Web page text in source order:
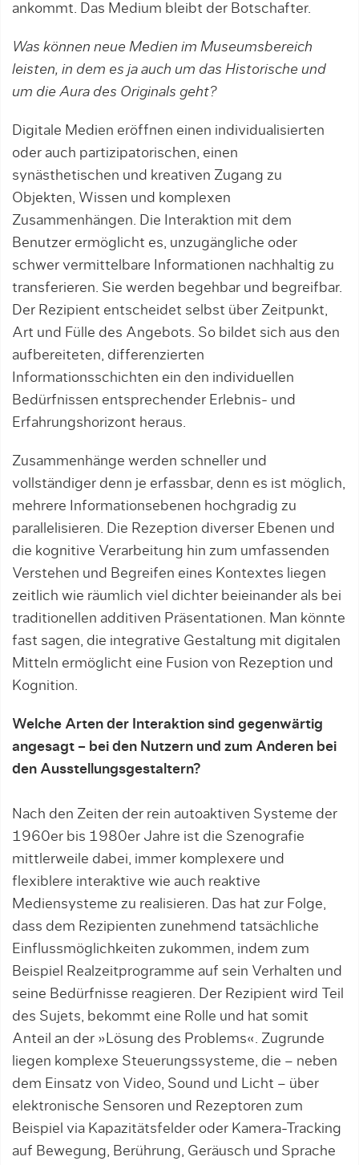
ankommt. Das Medium bleibt der Botschafter.
Was können neue Medien im Museumsbereich
leisten, in dem es ja auch um das Historische und
um die Aura des Originals geht?
Digitale Medien eröffnen einen individualisierten
oder auch partizipatorischen, einen
synästhetischen und kreativen Zugang zu
Objekten, Wissen und komplexen
Zusammenhängen. Die Interaktion mit dem
Benutzer ermöglicht es, unzugängliche oder
schwer vermittelbare Informationen nachhaltig zu
transferieren. Sie werden begehbar und begreifbar.
Der Rezipient entscheidet selbst über Zeitpunkt,
Art und Fülle des Angebots. So bildet sich aus den
aufbereiteten, differenzierten
Informationsschichten ein den individuellen
Bedürfnissen entsprechender Erlebnis- und
Erfahrungshorizont heraus.
Zusammenhänge werden schneller und
vollständiger denn je erfassbar, denn es ist möglich,
mehrere Informationsebenen hochgradig zu
parallelisieren. Die Rezeption diverser Ebenen und
die kognitive Verarbeitung hin zum umfassenden
Verstehen und Begreifen eines Kontextes liegen
zeitlich wie räumlich viel dichter beieinander als bei
traditionellen additiven Präsentationen. Man könnte
fast sagen, die integrative Gestaltung mit digitalen
Mitteln ermöglicht eine Fusion von Rezeption und
Kognition.
Welche Arten der Interaktion sind gegenwärtig
angesagt – bei den Nutzern und zum Anderen bei
den Ausstellungsgestaltern?
Nach den Zeiten der rein autoaktiven Systeme der
1960er bis 1980er Jahre ist die Szenografie
mittlerweile dabei, immer komplexere und
flexiblere interaktive wie auch reaktive
Mediensysteme zu realisieren. Das hat zur Folge,
dass dem Rezipienten zunehmend tatsächliche
Einflussmöglichkeiten zukommen, indem zum
Beispiel Realzeitprogramme auf sein Verhalten und
seine Bedürfnisse reagieren. Der Rezipient wird Teil
des Sujets, bekommt eine Rolle und hat somit
Anteil an der »Lösung des Problems«. Zugrunde
liegen komplexe Steuerungssysteme, die – neben
dem Einsatz von Video, Sound und Licht – über
elektronische Sensoren und Rezeptoren zum
Beispiel via Kapazitätsfelder oder Kamera-Tracking
auf Bewegung, Berührung, Geräusch und Sprache